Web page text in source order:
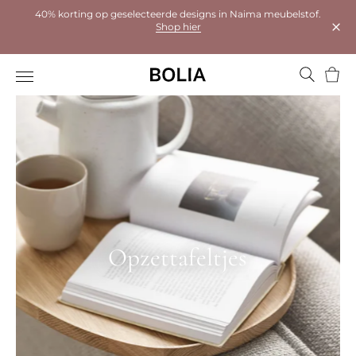
40% korting op geselecteerde designs in Naima meubelstof.
Shop hier
Opzettafeltjes